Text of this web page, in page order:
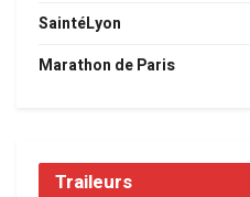
SaintéLyon
Marathon de Paris
Traileurs